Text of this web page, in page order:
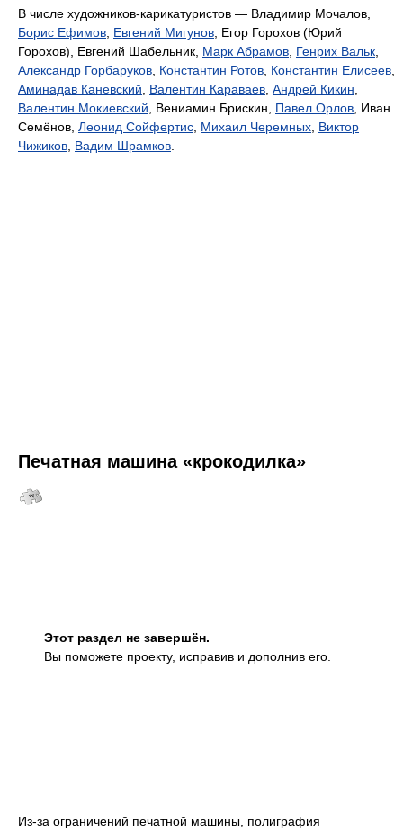
В числе художников-карикатуристов — Владимир Мочалов,
Борис Ефимов, Евгений Мигунов, Егор Горохов (Юрий
Горохов), Евгений Шабельник, Марк Абрамов, Генрих Вальк,
Александр Горбаруков, Константин Ротов, Константин Елисеев,
Аминадав Каневский, Валентин Караваев, Андрей Кикин,
Валентин Мокиевский, Вениамин Брискин, Павел Орлов, Иван
Семёнов, Леонид Сойфертис, Михаил Черемных, Виктор
Чижиков, Вадим Шрамков.
Печатная машина «крокодилка»
Этот раздел не завершён.
Вы поможете проекту, исправив и дополнив его.
Из-за ограничений печатной машины, полиграфия